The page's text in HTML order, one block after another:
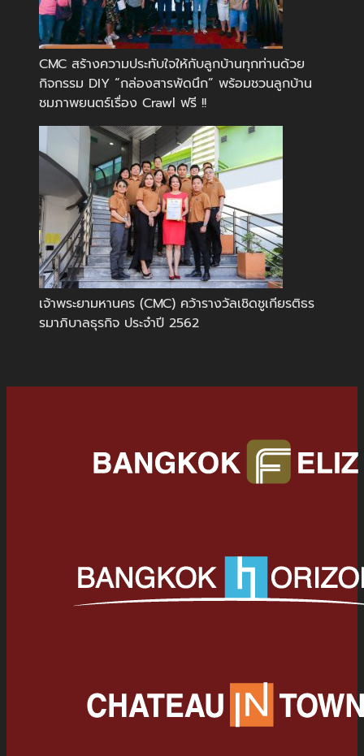
CMC สร้างความประทับใจให้กับลูกบ้านทุกท่านด้วย
กิจกรรม DIY “กล่องสารพัดนึก” พร้อมชวนลูกบ้าน
ชมภาพยนตร์เรื่อง Crawl ฟรี !!
เจ้าพระยามหานคร (CMC) คว้ารางวัลเชิดชูเกียรติธร
รมาภิบาลธุรกิจ ประจำปี 2562